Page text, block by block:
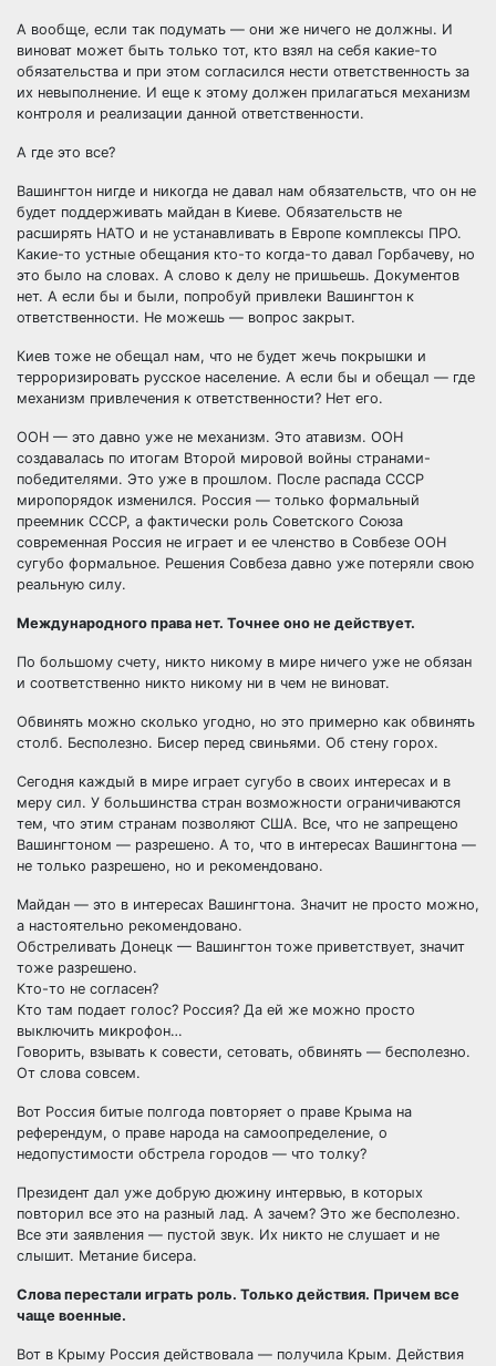
А вообще, если так подумать — они же ничего не должны. И
виноват может быть только тот, кто взял на себя какие-то
обязательства и при этом согласился нести ответственность за
их невыполнение. И еще к этому должен прилагаться механизм
контроля и реализации данной ответственности.
А где это все?
Вашингтон нигде и никогда не давал нам обязательств, что он не
будет поддерживать майдан в Киеве. Обязательств не
расширять НАТО и не устанавливать в Европе комплексы ПРО.
Какие-то устные обещания кто-то когда-то давал Горбачеву, но
это было на словах. А слово к делу не пришьешь. Документов
нет. А если бы и были, попробуй привлеки Вашингтон к
ответственности. Не можешь — вопрос закрыт.
Киев тоже не обещал нам, что не будет жечь покрышки и
терроризировать русское население. А если бы и обещал — где
механизм привлечения к ответственности? Нет его.
ООН — это давно уже не механизм. Это атавизм. ООН
создавалась по итогам Второй мировой войны странами-
победителями. Это уже в прошлом. После распада СССР
миропорядок изменился. Россия — только формальный
преемник СССР, а фактически роль Советского Союза
современная Россия не играет и ее членство в Совбезе ООН
сугубо формальное. Решения Совбеза давно уже потеряли свою
реальную силу.
Международного права нет. Точнее оно не действует.
По большому счету, никто никому в мире ничего уже не обязан
и соответственно никто никому ни в чем не виноват.
Обвинять можно сколько угодно, но это примерно как обвинять
столб. Бесполезно. Бисер перед свиньями. Об стену горох.
Сегодня каждый в мире играет сугубо в своих интересах и в
меру сил. У большинства стран возможности ограничиваются
тем, что этим странам позволяют США. Все, что не запрещено
Вашингтоном — разрешено. А то, что в интересах Вашингтона —
не только разрешено, но и рекомендовано.
Майдан — это в интересах Вашингтона. Значит не просто можно,
а настоятельно рекомендовано.
Обстреливать Донецк — Вашингтон тоже приветствует, значит
тоже разрешено.
Кто-то не согласен?
Кто там подает голос? Россия? Да ей же можно просто
выключить микрофон…
Говорить, взывать к совести, сетовать, обвинять — бесполезно.
От слова совсем.
Вот Россия битые полгода повторяет о праве Крыма на
референдум, о праве народа на самоопределение, о
недопустимости обстрела городов — что толку?
Президент дал уже добрую дюжину интервью, в которых
повторил все это на разный лад. А зачем? Это же бесполезно.
Все эти заявления — пустой звук. Их никто не слушает и не
слышит. Метание бисера.
Слова перестали играть роль. Только действия. Причем все
чаще военные.
Вот в Крыму Россия действовала — получила Крым. Действия